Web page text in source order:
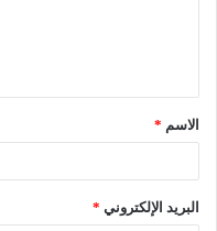
ق
*الاسم *
البريد الإلكتروني *